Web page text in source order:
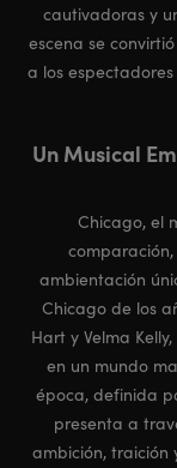
cautivadoras y
escena se
a los
Un Musical
Chicago, el
ambientación
Chicago de los
Hart y Velma
en un mundo
época, definida
presenta a
ambición, traición